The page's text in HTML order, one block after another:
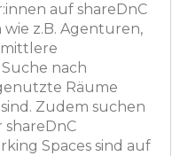
auf shareDnC
z.B. Agenturen,
nach
Räume
Zudem suchen
Spaces sind auf